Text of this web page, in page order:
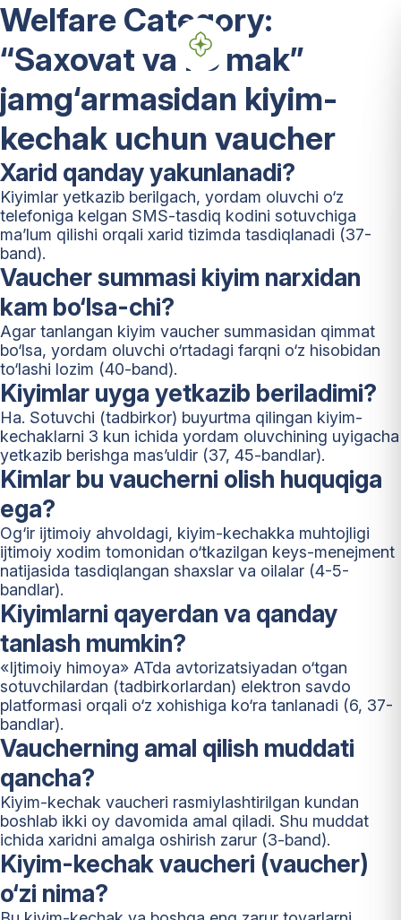
Welfare Category:
“Saxovat va ko‘mak”
jamg‘armasidan kiyim-
kechak uchun vaucher
Xarid qanday yakunlanadi?
Kiyimlar yetkazib berilgach, yordam oluvchi o‘z
telefoniga kelgan SMS-tasdiq kodini sotuvchiga
ma’lum qilishi orqali xarid tizimda tasdiqlanadi (37-
band).
Vaucher summasi kiyim narxidan
kam bo‘lsa-chi?
Agar tanlangan kiyim vaucher summasidan qimmat
bo‘lsa, yordam oluvchi o‘rtadagi farqni o‘z hisobidan
to‘lashi lozim (40-band).
Kiyimlar uyga yetkazib beriladimi?
Ha. Sotuvchi (tadbirkor) buyurtma qilingan kiyim-
kechaklarni 3 kun ichida yordam oluvchining uyigacha
yetkazib berishga mas’uldir (37, 45-bandlar).
Kimlar bu vaucherni olish huquqiga
ega?
Og‘ir ijtimoiy ahvoldagi, kiyim-kechakka muhtojligi
ijtimoiy xodim tomonidan o‘tkazilgan keys-menejment
natijasida tasdiqlangan shaxslar va oilalar (4-5-
bandlar).
Kiyimlarni qayerdan va qanday
tanlash mumkin?
«Ijtimoiy himoya» ATda avtorizatsiyadan o‘tgan
sotuvchilardan (tadbirkorlardan) elektron savdo
platformasi orqali o‘z xohishiga ko‘ra tanlanadi (6, 37-
bandlar).
Vaucherning amal qilish muddati
qancha?
Kiyim-kechak vaucheri rasmiylashtirilgan kundan
boshlab ikki oy davomida amal qiladi. Shu muddat
ichida xaridni amalga oshirish zarur (3-band).
Kiyim-kechak vaucheri (vaucher)
o‘zi nima?